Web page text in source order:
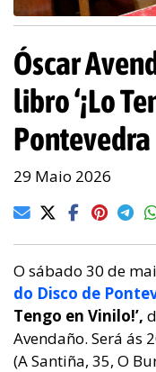
Óscar
libro ‘¡Lo
Pontevedra
29 Maio 2026
O sábado 30 de
do Disco de
Tengo en Vinilo!’,
Avendaño. Será ás
(A Santiña, 35, O